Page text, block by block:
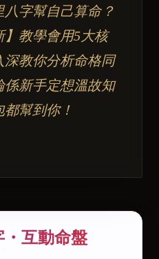
字幫自己算命？
】教學會用5大核
深教你分析命格同
係新手定想溫故知
幫到你！
互動命盤